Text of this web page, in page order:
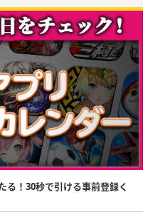
る！30秒で引ける事前登録く